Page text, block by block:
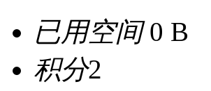
已用空间0 B
积分2